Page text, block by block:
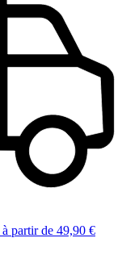
à partir de 49,90 €